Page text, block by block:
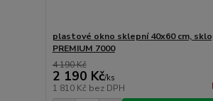
plastové okno sklepní 40x60 cm,
PREMIUM 7000
4 190 Kč
2 190 Kč/ks
1 810 Kč bez DPH